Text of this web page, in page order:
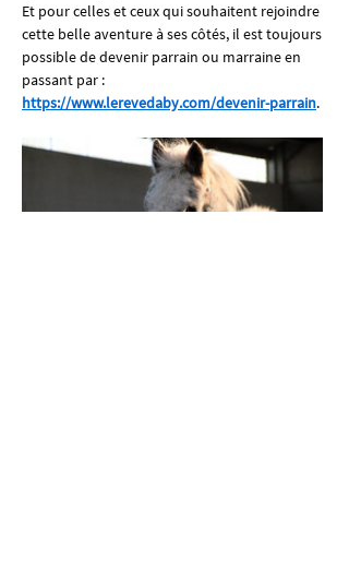
Et pour celles et ceux qui souhaitent rejoindre
cette belle aventure à ses côtés, il est toujours
possible de devenir parrain ou marraine en
passant par :
https://www.lerevedaby.com/devenir-parrain.